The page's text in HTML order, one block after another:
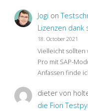
Jogi on
Lizenzen dank
18. October 2021
Vielleicht sollten
Pro mit SAP-
Anfassen finde
dieter von
die Fiori